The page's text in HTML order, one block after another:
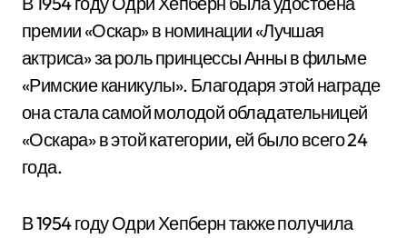
премии «Оскар» в номинации «Лучшая
актриса» за роль принцессы Анны в фильме
«Римские каникулы». Благодаря этой награде
она стала самой молодой обладательницей
«Оскара» в этой категории, ей было всего 24
года.
В 1954 году Одри Хепберн также получила